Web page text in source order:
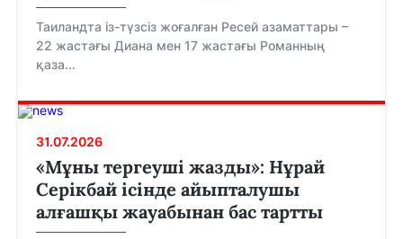
Таиландта із-түзсіз жоғалған Ресей азаматтары –
22 жастағы Диана мен 17 жастағы Романның
қаза...
31.07.2026
«Мұны тергеуші жазды»: Нұрай
Серікбай ісінде айыпталушы
алғашқы жауабынан бас тартты